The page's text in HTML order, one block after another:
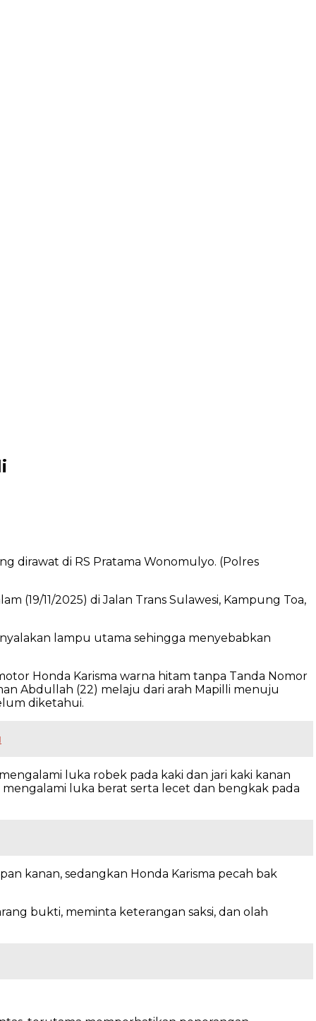
dirawat di RS Pratama Wonomulyo. (Polres
(19/11/2025) di Jalan Trans Sulawesi, Kampung Toa,
lampu utama sehingga menyebabkan
Honda Karisma warna hitam tanpa Tanda Nomor
Abdullah (22) melaju dari arah Mapilli menuju
diketahui.
luka robek pada kaki dan jari kaki kanan
luka berat serta lecet dan bengkak pada
kanan, sedangkan Honda Karisma pecah bak
bukti, meminta keterangan saksi, dan olah